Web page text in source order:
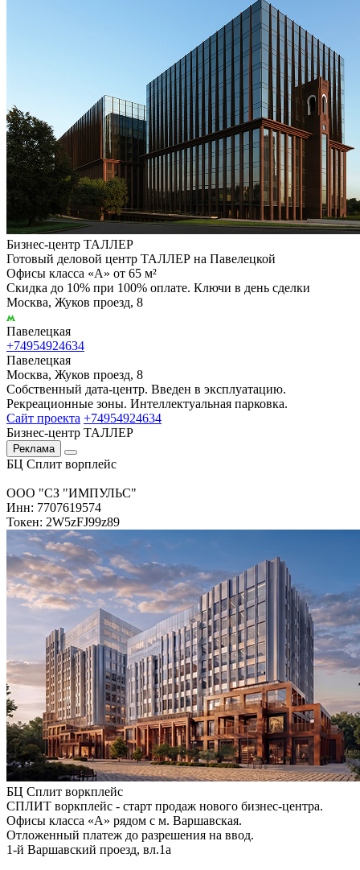
Бизнес-центр ТАЛЛЕР
Готовый деловой центр ТАЛЛЕР на Павелецкой
Офисы класса «А» от 65 м²
Скидка до 10% при 100% оплате. Ключи в день сделки
Москва, Жуков проезд, 8
Павелецкая
+74954924634
Павелецкая
Москва, Жуков проезд, 8
Собственный дата-центр. Введен в эксплуатацию.
Рекреационные зоны. Интеллектуальная парковка.
Сайт проекта +74954924634
Бизнес-центр ТАЛЛЕР
Реклама
БЦ Сплит ворплейс
ООО "СЗ "ИМПУЛЬС"
Инн: 7707619574
Токен: 2W5zFJ99z89
БЦ Сплит воркплейс
СПЛИТ воркплейс - старт продаж нового бизнес-центра.
Офисы класса «А» рядом с м. Варшавская.
Отложенный платеж до разрешения на ввод.
1-й Варшавский проезд, вл.1а